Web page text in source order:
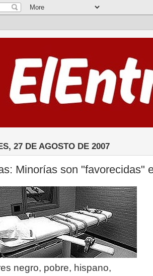
27 DE AGOSTO DE 2007
Minorías son "favorecidas"
negro, pobre, hispano,